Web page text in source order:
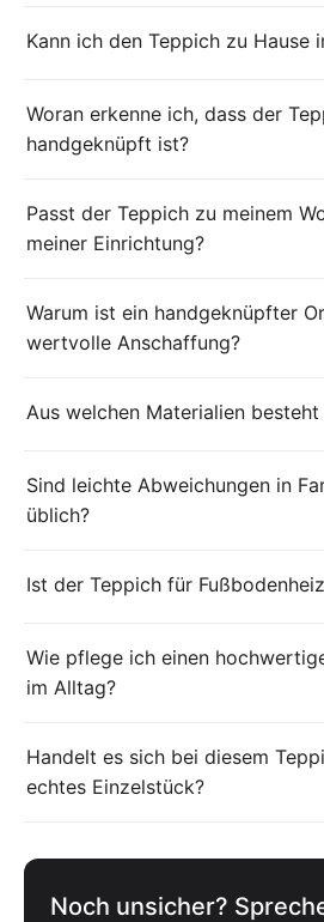
Kann ich den Teppich zu Hause
Woran erkenne ich, dass der
handgeknüpft ist?
Passt der Teppich zu meinem
meiner Einrichtung?
Warum ist ein handgeknüpfter
wertvolle Anschaffung?
Aus welchen Materialien
Sind leichte Abweichungen in
üblich?
Ist der Teppich für
Wie pflege ich einen
im Alltag?
Handelt es sich bei diesem
echtes Einzelstück?
Noch unsicher?